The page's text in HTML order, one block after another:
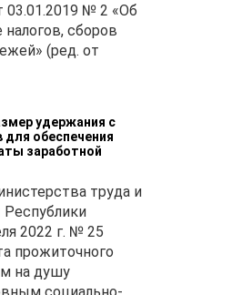
03.01.2019 № 2 «Об
налогов, сборов
(ред. от
удержания с
обеспечения
заработной
труда и
2022 г. № 25
прожиточного
на душу